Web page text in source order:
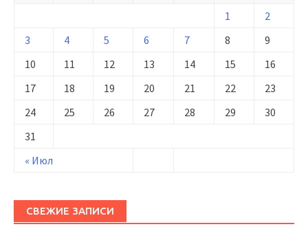
« Июл
1
2
3
4 5 6 7 8
9
10
11 12 13 14 15
16
17
18 19 20 21 22
23
24
25 26 27 28 29
30
31
СВЕЖИЕ ЗАПИСИ